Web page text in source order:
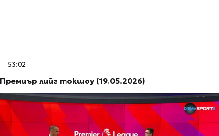
53:02
Премиър лийг токшоу (19.05.2026)